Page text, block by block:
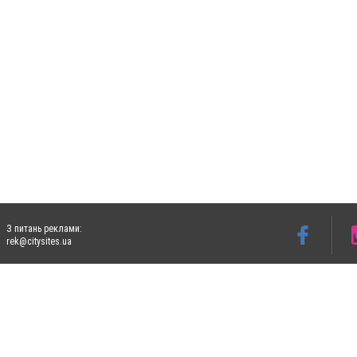
З питань реклами:
rek@citysites.ua